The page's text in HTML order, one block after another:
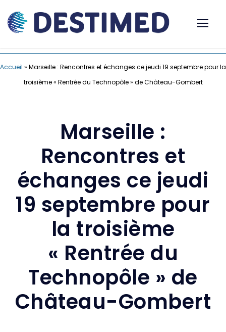
Accueil » Marseille : Rencontres et échanges ce jeudi 19 septembre pour la
troisième « Rentrée du Technopôle » de Château-Gombert
Marseille :
Rencontres et
échanges ce jeudi
19 septembre pour
la troisième
« Rentrée du
Technopôle » de
Château-Gombert